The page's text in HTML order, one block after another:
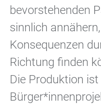
bevorstehenden
sinnlich
Konsequenzen
Richtung finden
Die Produktion ist